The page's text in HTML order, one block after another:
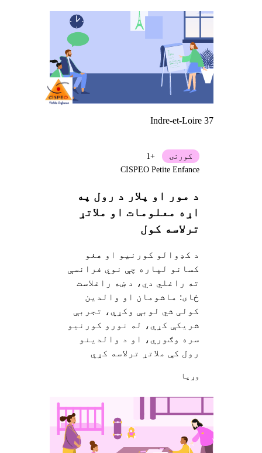
Indre-et-Loire 37
د مور او پلار د رول په
اړه معلومات او ملاتړ
ترلاسه کول
د کډوالو کورنیو او هغو
کسانو لپاره چې نوي فرانسې
ته راغلي دي، د ښه راغلاست
ځای: ماشومان او والدین
کولی شي لوبې وکړي، تجربې
شریکې کړي، له نورو کورنیو
سره وګوري، او د والدینو
رول کې ملاتړ ترلاسه کړي
کورنۍ
+1
CISPEO Petite Enfance
وړيا